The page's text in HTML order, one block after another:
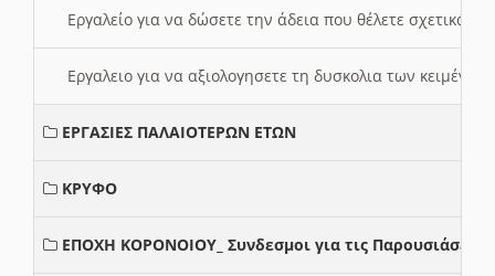
Εργαλείο για να δώσετε την άδεια που θέλετε σχετικά
Εργαλειο για να αξιολογησετε τη δυσκολια των
ΕΡΓΑΣΙΕΣ ΠΑΛΑΙΟΤΕΡΩΝ ΕΤΩΝ
ΚΡΥΦΟ
ΕΠΟΧΗ ΚΟΡΟΝΟΙΟΥ_ Συνδεσμοι για τις Παρουσιάσεις